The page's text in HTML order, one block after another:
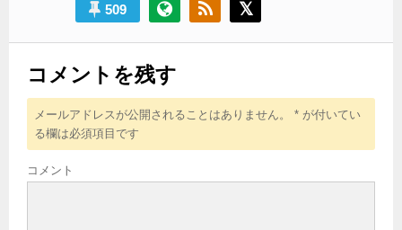
509
コメントを残す
メールアドレスが公開されることはありません。 * が付いてい
る欄は必須項目です
コメント